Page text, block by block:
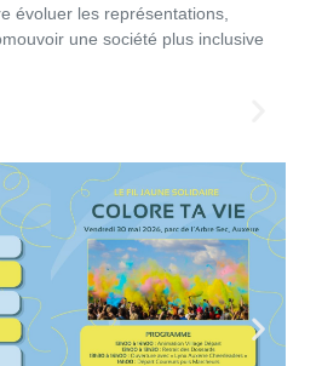
évoluer les représentations,
une société plus inclusive